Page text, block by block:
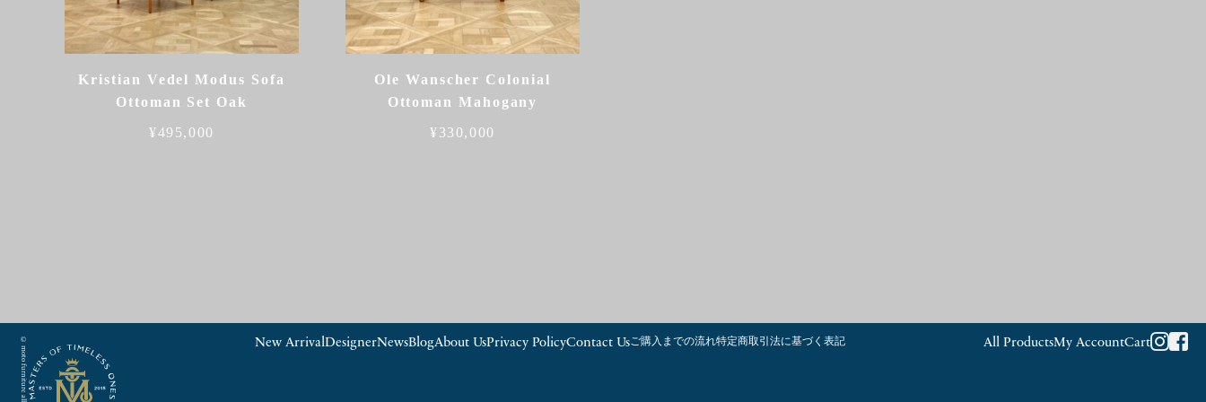
Kristian Vedel Modus Sofa
Ottoman Set Oak
¥495,000
Ole Wanscher Colonial
Ottoman Mahogany
¥330,000
New ArrivalDesignerNewsBlogAbout UsPrivacy PolicyContact Usご購入までの流れ特定商取引法に基づく表記 All ProductsMy AccountCart